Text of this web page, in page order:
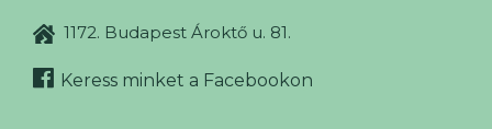
1172. Budapest Ároktő u. 81.
 Keress minket a Facebookon